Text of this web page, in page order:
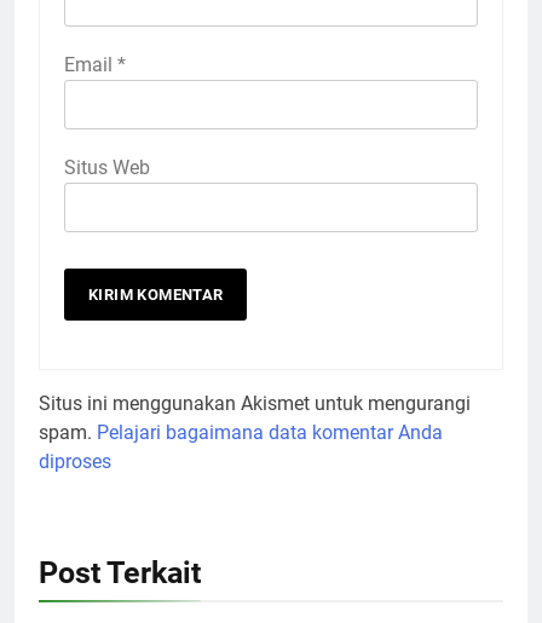
Email *
Situs Web
Situs ini menggunakan Akismet untuk mengurangi
spam. Pelajari bagaimana data komentar Anda
diproses
Post Terkait